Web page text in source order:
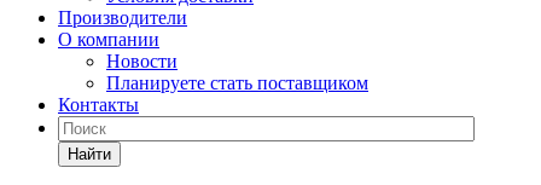
Производители
О компании
Новости
Планируете стать поставщиком
Контакты
Найти